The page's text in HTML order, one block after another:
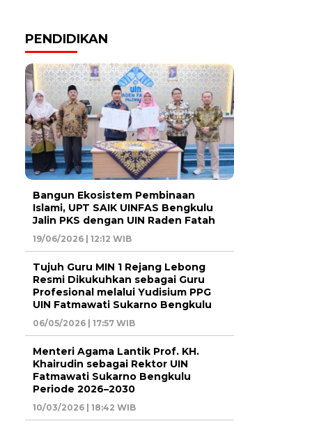
PENDIDIKAN
Bangun Ekosistem Pembinaan
Islami, UPT SAIK UINFAS Bengkulu
Jalin PKS dengan UIN Raden Fatah
19/06/2026 | 12:12 WIB
Tujuh Guru MIN 1 Rejang Lebong
Resmi Dikukuhkan sebagai Guru
Profesional melalui Yudisium PPG
UIN Fatmawati Sukarno Bengkulu
06/05/2026 | 17:57 WIB
Menteri Agama Lantik Prof. KH.
Khairudin sebagai Rektor UIN
Fatmawati Sukarno Bengkulu
Periode 2026–2030
10/03/2026 | 18:42 WIB